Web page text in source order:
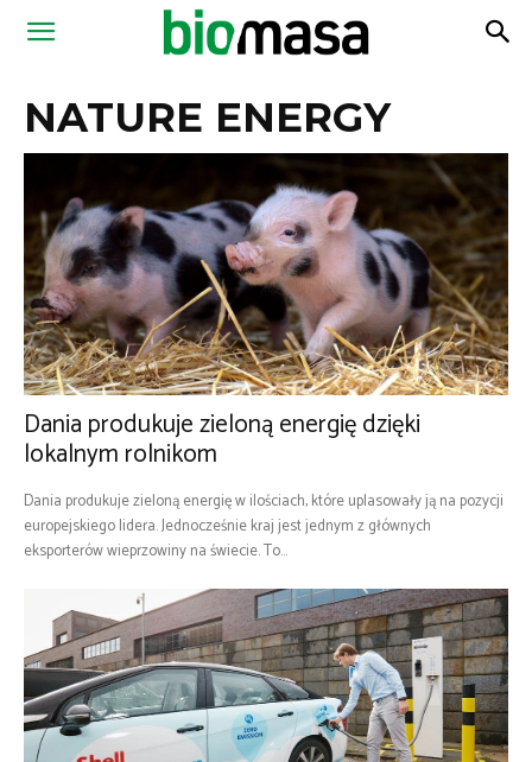
Magazyn
NATURE ENERGY
Dania produkuje zieloną energię dzięki
lokalnym rolnikom
Dania produkuje zieloną energię w ilościach, które uplasowały ją na pozycji
europejskiego lidera. Jednocześnie kraj jest jednym z głównych
eksporterów wieprzowiny na świecie. To...